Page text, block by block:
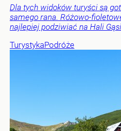
Dla tych widoków turyści są
samego rana. Różowo-
najlepiej podziwiać na Hali
TurystykaPodróże